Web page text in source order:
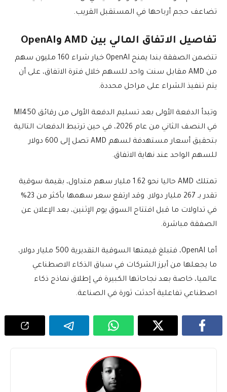
تضاعف حجم أرباحها في المستقبل القريب.
تفاصيل الاتفاق المالي بين AMD وOpenAI
تتضمن الصفقة بندا يمنح OpenAI خيار شراء 160 مليون سهم
من AMD مقابل سنت واحد للسهم خلال فترة الاتفاق، على أن
يتم تنفيذ الشراء على مراحل محددة.
وتبدأ الدفعة الأولى بعد تسليم الدفعة الأولى من رقائق MI450
في النصف الثاني من عام 2026، في حين ترتبط الدفعات التالية
بتحقيق أسعار مستهدفة لسهم AMD تصل إلى 600 دولار
للسهم الواحد عند نهاية الاتفاق.
تمتلك AMD حاليا نحو 1.62 مليار سهم متداول، بقيمة سوقية
تقدر بـ 267 مليار دولار. وقد ارتفع سعر سهمها بأكثر من 23%
في تداولات ما قبل افتتاح السوق يوم الإثنين، بعد الإعلان عن
الصفقة مباشرة.
أما OpenAI، فتبلغ قيمتها السوقية التقديرية 500 مليار دولار،
ما يجعلها من أبرز الشركات في سباق الذكاء الاصطناعي
عالميا، خاصة بعد نجاحاتها الكبيرة في إطلاق نماذج ذكاء
اصطناعي تفاعلية أحدثت ثورة في الصناعة.